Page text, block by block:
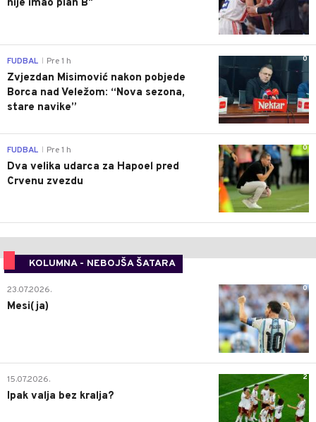
nije imao plan B"
0
FUDBAL Pre 1 h
Zvjezdan Misimović nakon pobjede
Borca nad Veležom: “Nova sezona,
stare navike”
0
FUDBAL Pre 1 h
Dva velika udarca za Hapoel pred
Crvenu zvezdu
KOLUMNA - NEBOJŠA ŠATARA
0
23.07.2026.
Mesi(ja)
2
15.07.2026.
Ipak valja bez kralja?